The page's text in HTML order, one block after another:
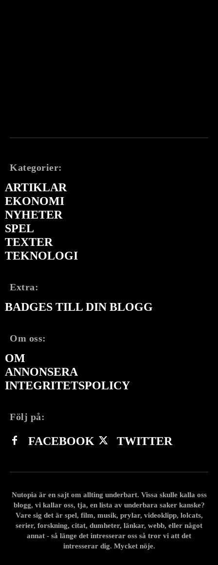
Kategorier:
ARTIKLAR
EKONOMI
NYHETER
SPEL
TEXTER
TEKNOLOGI
Extra:
BADGES TILL DIN BLOGG
Om oss:
OM
ANNONSERA
INTEGRITETSPOLICY
Följ på:
FACEBOOK TWITTER
Nutopia är en sajt om allting underbart. Vissa skulle kalla oss
blogg, vi kallar oss, tja, en lista av underbara saker kanske?
Vare sig det är spel, film, musik, prylar, videoklipp, lolcats,
serier, forskning, citat, dumheter, länkar, webb, eller något
annat - så länge det intresserar oss så tror vi att det
intresserar dig. Mycket nöje.